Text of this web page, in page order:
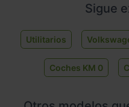
Sigue
Utilitarios
Coches KM 0